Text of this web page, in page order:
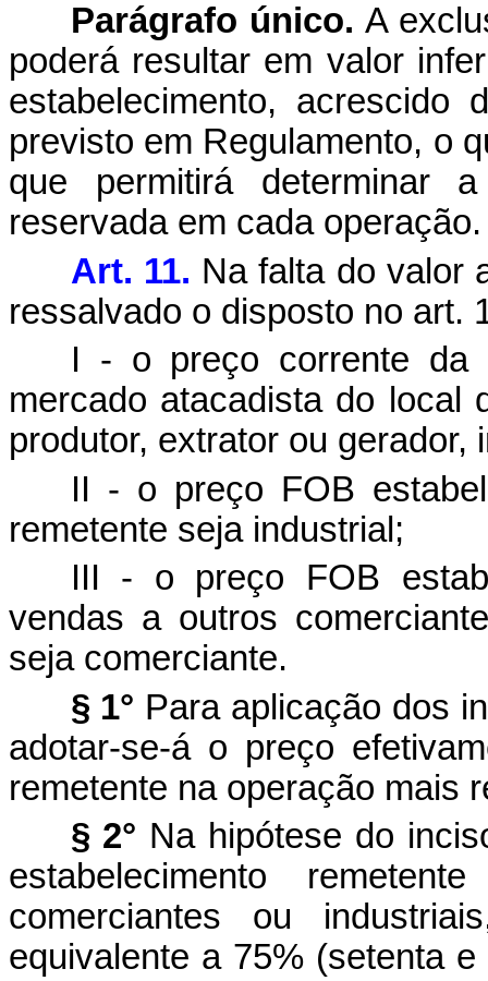
Parágrafo único. A
poderá resultar em valor
estabelecimento,
previsto em Regulamento, o
que permitirá determinar
reservada em cada operação.
Art. 11. Na falta do valor
ressalvado o disposto no art.
I - o preço corrente da
mercado atacadista do local
produtor, extrator ou gerador,
II - o preço FOB
remetente seja industrial;
III - o preço FOB
vendas a outros
seja comerciante.
§ 1° Para aplicação dos
adotar-se-á o preço
remetente na operação mais
§ 2° Na hipótese do
estabelecimento
comerciantes ou
equivalente a 75% (setenta